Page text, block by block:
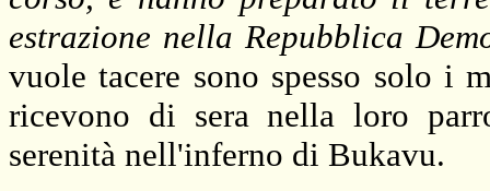
estrazione nella Repubblica
vuole tacere sono spesso solo i
ricevono di sera nella loro
serenità nell'inferno di Bukavu.